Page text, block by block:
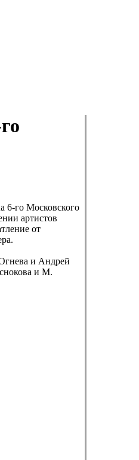
6-го Московского
артистов
от
и Андрей
и М.